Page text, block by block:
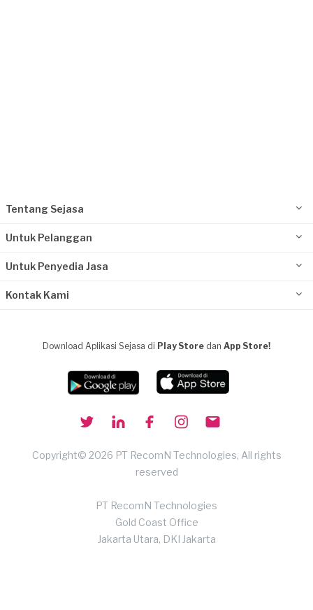
Tentang Sejasa
Untuk Pelanggan
Untuk Penyedia Jasa
Kontak Kami
Download Aplikasi Sejasa di Play Store dan App Store!
Copyright© 2026 PT RecomN Technologies, All rights
reserved
PT RecomN Technologies
Gold Coast Office
Jakarta Utara, DKI Jakarta